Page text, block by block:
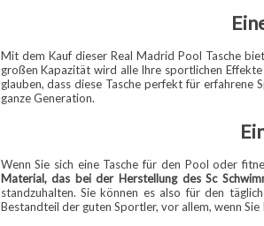
Mit dem Kauf dieser Real Madrid Pool Tasche
großen Kapazität wird alle Ihre sportlichen
glauben, dass diese Tasche perfekt für erfahrene
ganze Generation.
Wenn Sie sich eine Tasche für den Pool oder
Material, das bei der Herstellung des Sc
standzuhalten. Sie können es also für den
Bestandteil der guten Sportler, vor allem, wenn